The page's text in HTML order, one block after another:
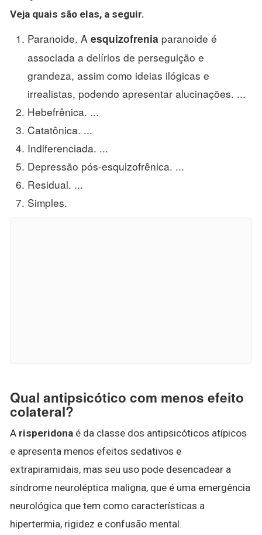
Veja quais são elas, a seguir.
Paranoide. A esquizofrenia paranoide é
associada a delírios de perseguição e
grandeza, assim como ideias ilógicas e
irrealistas, podendo apresentar alucinações. ...
Hebefrênica. ...
Catatônica. ...
Indiferenciada. ...
Depressão pós-esquizofrênica. ...
Residual. ...
Simples.
Qual antipsicótico com menos efeito
colateral?
A risperidona é da classe dos antipsicóticos atípicos
e apresenta menos efeitos sedativos e
extrapiramidais, mas seu uso pode desencadear a
síndrome neuroléptica maligna, que é uma emergência
neurológica que tem como características a
hipertermia, rigidez e confusão mental.